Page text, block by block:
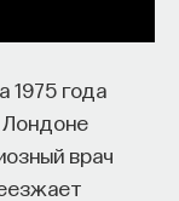
1975 года
Лондоне
врач